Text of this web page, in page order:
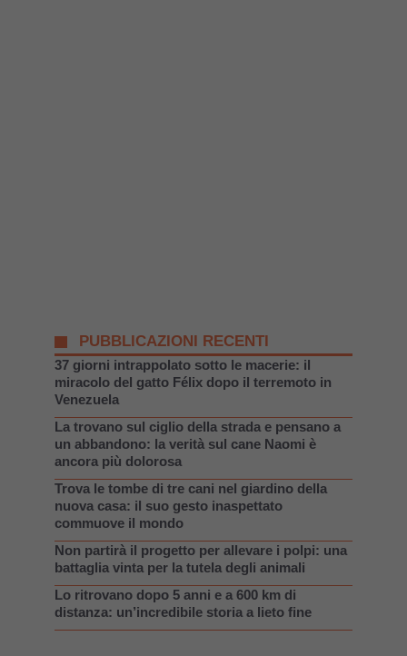
PUBBLICAZIONI RECENTI
37 giorni intrappolato sotto le macerie: il
miracolo del gatto Félix dopo il terremoto in
Venezuela
La trovano sul ciglio della strada e pensano a
un abbandono: la verità sul cane Naomi è
ancora più dolorosa
Trova le tombe di tre cani nel giardino della
nuova casa: il suo gesto inaspettato
commuove il mondo
Non partirà il progetto per allevare i polpi: una
battaglia vinta per la tutela degli animali
Lo ritrovano dopo 5 anni e a 600 km di
distanza: un’incredibile storia a lieto fine